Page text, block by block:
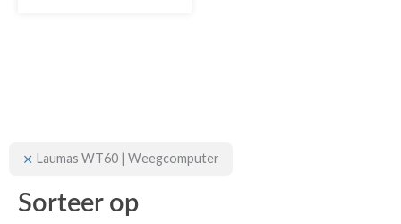
Laumas WT60 | Weegcomputer
Sorteer op